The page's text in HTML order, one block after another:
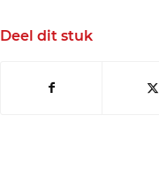
Deel dit stuk